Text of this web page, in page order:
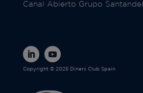
Canal Abierto Grupo
Copyright © 2025 Diners Club Spain